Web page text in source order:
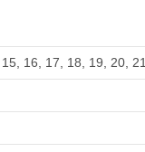
15 16 17 18 19 20 21